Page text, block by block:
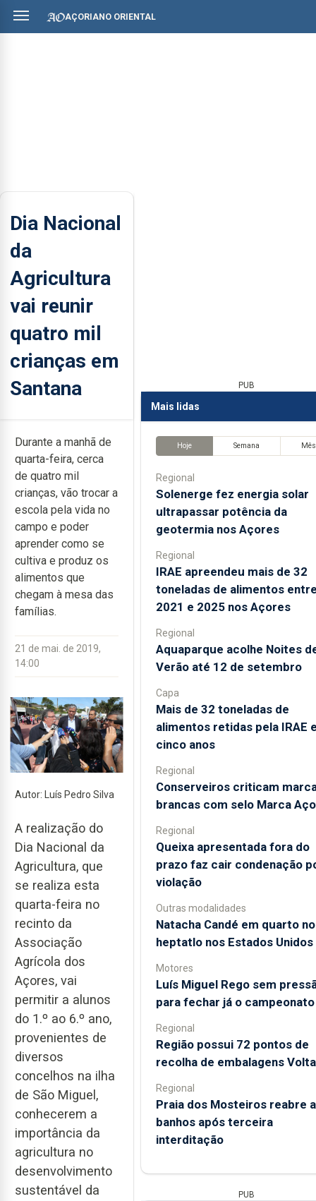
AÇORIANO ORIENTAL
Dia Nacional
da
Agricultura
vai reunir
quatro mil
crianças em
Santana
Durante a manhã de
quarta-feira, cerca
de quatro mil
crianças, vão trocar a
escola pela vida no
campo e poder
aprender como se
cultiva e produz os
alimentos que
chegam à mesa das
famílias.
21 de mai. de 2019,
14:00
Autor: Luís Pedro Silva
A realização do
Dia Nacional da
Agricultura, que
se realiza esta
quarta-feira no
recinto da
Associação
Agrícola dos
Açores, vai
permitir a alunos
do 1.º ao 6.º ano,
provenientes de
diversos
concelhos na ilha
de São Miguel,
conhecerem a
importância da
agricultura no
desenvolvimento
sustentável da
PUB
Mais lidas
Hoje Semana Mês
Regional
Solenerge fez energia solar
ultrapassar potência da
geotermia nos Açores
Regional
IRAE apreendeu mais de 32
toneladas de alimentos
2021 e 2025 nos Açores
Regional
Aquaparque acolhe Noites
Verão até 12 de setembro
Capa
Mais de 32 toneladas de
alimentos retidas pela IRAE
cinco anos
Regional
Conserveiros criticam
brancas com selo Marca
Regional
Queixa apresentada fora do
prazo faz cair condenação
violação
Outras modalidades
Natacha Candé em quarto no
heptatlo nos Estados Unidos
Motores
Luís Miguel Rego sem
para fechar já o campeonato
Regional
Região possui 72 pontos de
recolha de embalagens Volta
Regional
Praia dos Mosteiros reabre a
banhos após terceira
interditação
PUB